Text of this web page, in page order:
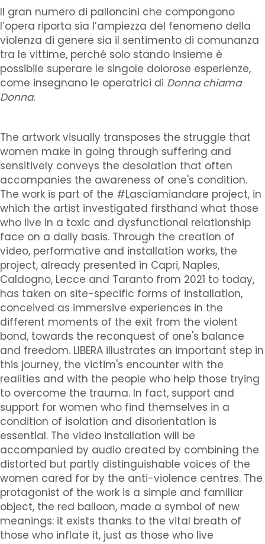
Il gran numero di palloncini che compongono
l’opera riporta sia l’ampiezza del fenomeno della
violenza di genere sia il sentimento di comunanza
tra le vittime, perché solo stando insieme è
possibile superare le singole dolorose esperienze,
come insegnano le operatrici di Donna chiama
Donna.
The artwork visually transposes the struggle that
women make in going through suffering and
sensitively conveys the desolation that often
accompanies the awareness of one's condition.
The work is part of the #Lasciamiandare project, in
which the artist investigated firsthand what those
who live in a toxic and dysfunctional relationship
face on a daily basis. Through the creation of
video, performative and installation works, the
project, already presented in Capri, Naples,
Caldogno, Lecce and Taranto from 2021 to today,
has taken on site-specific forms of installation,
conceived as immersive experiences in the
different moments of the exit from the violent
bond, towards the reconquest of one's balance
and freedom. LIBERA illustrates an important step in
this journey, the victim's encounter with the
realities and with the people who help those trying
to overcome the trauma. In fact, support and
support for women who find themselves in a
condition of isolation and disorientation is
essential. The video installation will be
accompanied by audio created by combining the
distorted but partly distinguishable voices of the
women cared for by the anti-violence centres. The
protagonist of the work is a simple and familiar
object, the red balloon, made a symbol of new
meanings: it exists thanks to the vital breath of
those who inflate it, just as those who live